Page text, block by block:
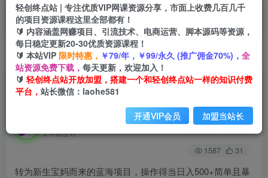
首页 创业课程 会员免费 正文
转为新生宝妈而来的蓝海项目，操作得当日入
500+简单且暴力（保姆级玩法）【揭秘】
2年前发布
关注 私信
1587 31
转为新生宝妈而来的蓝海项目，操作得当日入500+简单且暴
轻创终点站 | 专注优质VIP网课资源分享，市面上收费几百几千
的项目资源课程这里全部都有！
🔰 内容涵盖网赚项目、引流技术、电商运营、脚本源码等资源，
每日稳定更新20-30优质资源课程！
🔰 本站VIP 限时特惠， ￥79/年，￥99/永久 (推广佣金70%)， 全
站资源免费下载， 每天更新，欢迎加入！
🔰 轻创终点站开放加盟，搭建一个和轻创终点站一样的知识付费
平台， 站长微信：laohe581
开通VIP会员 加盟当站长